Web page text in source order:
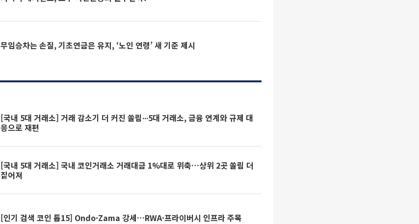
무임승차는 손질, 기초연금은 유지, ‘노인 연령’ 새 기준 제시
[국내 5대 거래소] 거래 감소기 더 커진 쏠림∙∙∙5대 거래소, 금융 연계와 규제 대
응으로 재편
[국내 5대 거래소] 국내 코인거래소 거래대금 1%대로 위축…상위 2곳 쏠림 더
짙어져
[인기 검색 코인 톱15] Ondo·Zama 강세…RWA·프라이버시 인프라 주목